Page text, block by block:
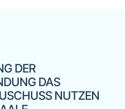
DER
DAS
NUTZEN